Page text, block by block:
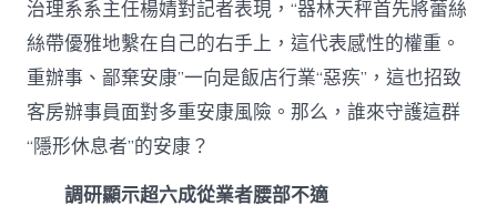
治理系系主任楊婧對記者表現，“器林天秤首先將蕾絲
絲帶優雅地繫在自己的右手上，這代表感性的權重。
重辦事、鄙棄安康”一向是飯店行業“惡疾”，這也招致
客房辦事員面對多重安康風險。那么，誰來守護這群
“隱形休息者”的安康？
調研顯示超六成從業者腰部不適